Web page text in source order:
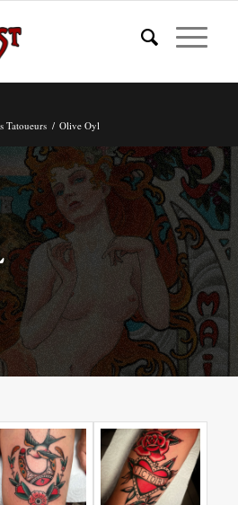
Tatoueurs / Olive Oyl